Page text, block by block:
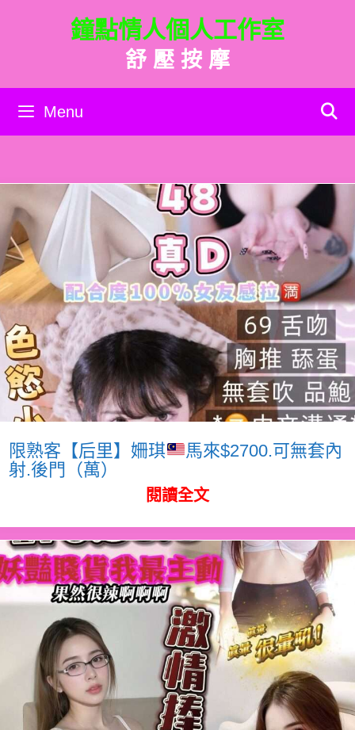
內
鐘點情人個人工作室
舒 壓 按 摩
Menu
限熟客【后里】姍琪
馬來$2700.可無套內
射.後門（萬）
閱讀全文